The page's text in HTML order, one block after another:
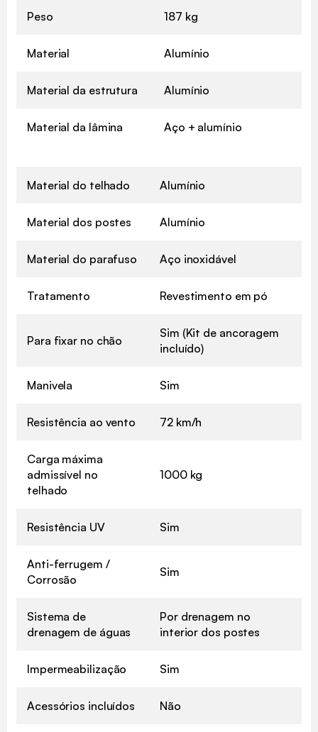
Peso 187 kg
Material Alumínio
Material da estrutura Alumínio
Material da lâmina Aço + alumínio
Material do telhado Alumínio
Material dos postes Alumínio
Material do parafuso Aço inoxidável
Tratamento Revestimento em pó
Para fixar no chão
Sim (Kit de ancoragem
incluído)
Manivela Sim
Resistência ao vento 72 km/h
Carga máxima
admissível no
telhado
1000 kg
Resistência UV Sim
Anti-ferrugem /
Corrosão
Sim
Sistema de
drenagem de águas
Por drenagem no
interior dos postes
Impermeabilização Sim
Acessórios incluídos Não